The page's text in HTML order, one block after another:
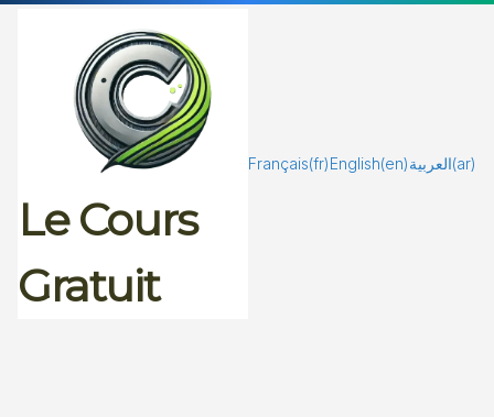
Le Cours
Gratuit
Français(fr) English(en)العربية(ar)